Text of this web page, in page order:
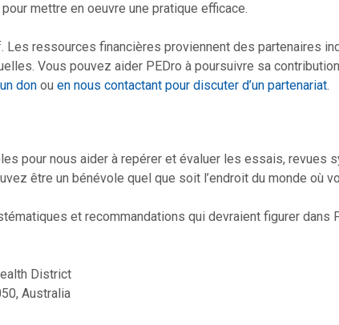
mettre en oeuvre une pratique efficace.
Les ressources financières proviennent des partenaires
Vous pouvez aider PEDro à poursuivre sa
don ou en nous contactant pour discuter d’un partenariat.
pour nous aider à repérer et évaluer les essais, revues
être un bénévole quel que soit l’endroit du monde où
et recommandations qui devraient figurer dans
District
Australia